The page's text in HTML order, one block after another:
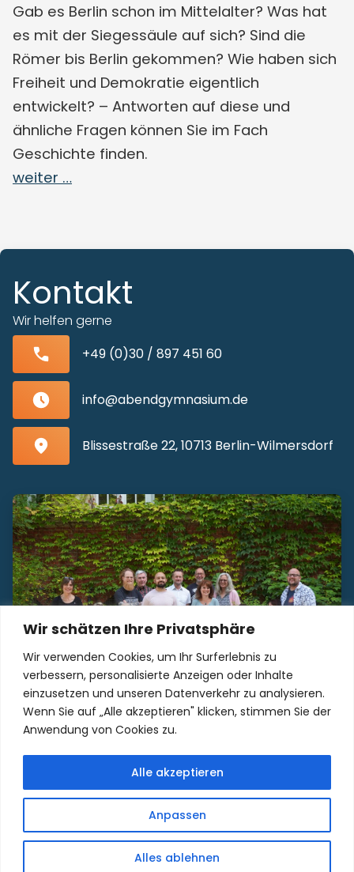
Wir schätzen Ihre Privatsphäre
Wir verwenden Cookies, um Ihr Surferlebnis zu
verbessern, personalisierte Anzeigen oder Inhalte
einzusetzen und unseren Datenverkehr zu analysieren.
Wenn Sie auf „Alle akzeptieren" klicken, stimmen Sie der
Anwendung von Cookies zu.
Anpassen
Alles ablehnen
Alle akzeptieren
Gab es Berlin schon im Mittelalter? Was hat
es mit der Siegessäule auf sich? Sind die
Römer bis Berlin gekommen? Wie haben sich
Freiheit und Demokratie eigentlich
entwickelt? – Antworten auf diese und
ähnliche Fragen können Sie im Fach
Geschichte finden.
weiter …
Kontakt
Wir helfen gerne
+49 (0)30 / 897 451 60
info@abendgymnasium.de
Blissestraße 22, 10713 Berlin-Wilmersdorf
Unser Kollegium freut sich auf Sie!
Datenschutzerklärung